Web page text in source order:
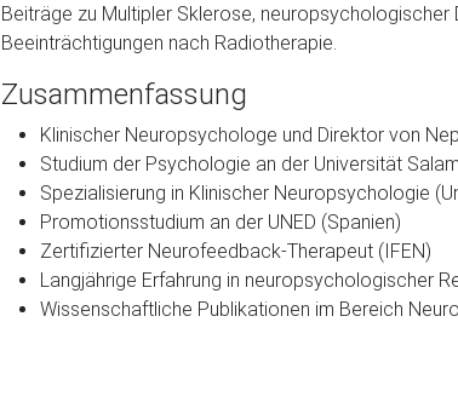
Beiträge zu Multipler Sklerose,
Beeinträchtigungen nach Radiotherapie.
Zusammenfassung
Klinischer Neuropsychologe und Direktor von
Studium der Psychologie an der Universität
Spezialisierung in Klinischer Neuropsychologie
Promotionsstudium an der UNED (Spanien)
Zertifizierter Neurofeedback-Therapeut (IFEN)
Langjährige Erfahrung in neuropsychologischer
Wissenschaftliche Publikationen im Bereich